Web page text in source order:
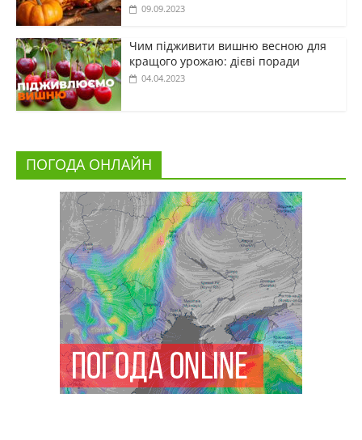
09.09.2023
Чим підживити вишню весною для
кращого урожаю: дієві поради
04.04.2023
ПОГОДА ОНЛАЙН